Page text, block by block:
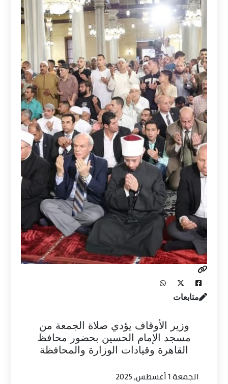
متابعات
وزير الأوقاف يؤدي صلاة الجمعة من
مسجد الإمام الحسين بحضور محافظ
القاهرة وقيادات الوزارة والمحافظة
الجمعة 1 أغسطس, 2025